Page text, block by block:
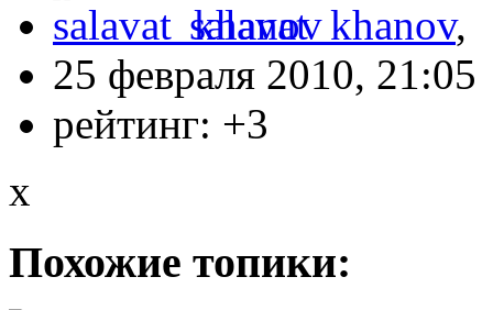
salavat_khanov,
25 февраля 2010, 21:05
рейтинг: +3
x
Похожие топики: